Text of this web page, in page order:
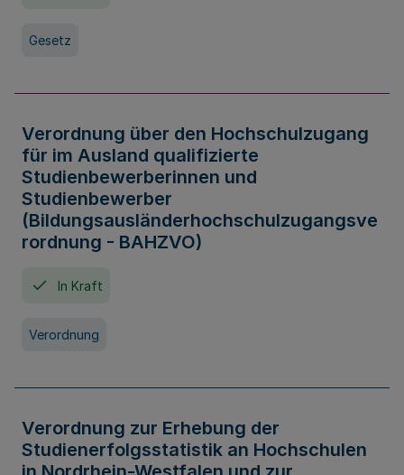
Gesetz
Verordnung über den Hochschulzugang
für im Ausland qualifizierte
Studienbewerberinnen und
Studienbewerber
(Bildungsausländerhochschulzugangsve
rordnung - BAHZVO)
In Kraft
Verordnung
Verordnung zur Erhebung der
Studienerfolgsstatistik an Hochschulen